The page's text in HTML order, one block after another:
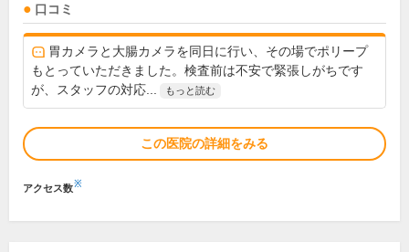
口コミ
胃カメラと大腸カメラを同日に行い、その場でポリープ
もとっていただきました。検査前は不安で緊張しがちです
が、スタッフの対応...
もっと読む
この医院の詳細をみる
アクセス数※